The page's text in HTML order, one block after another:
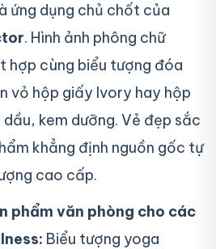
ứng dụng chủ chốt của
. Hình ảnh phông chữ
hợp cùng biểu tượng đóa
vỏ hộp giấy Ivory hay hộp
kem dưỡng. Vẻ đẹp sắc
khẳng định nguồn gốc tự
cao cấp.
phẩm văn phòng cho các
Biểu tượng yoga